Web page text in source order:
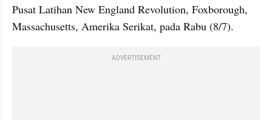
Pusat Latihan New England Revolution, Foxborough,
Massachusetts, Amerika Serikat, pada Rabu (8/7).
ADVERTISEMENT